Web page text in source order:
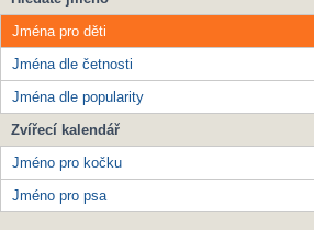
Jména pro děti
Jména dle četnosti
Jména dle popularity
Zvířecí kalendář
Jméno pro kočku
Jméno pro psa